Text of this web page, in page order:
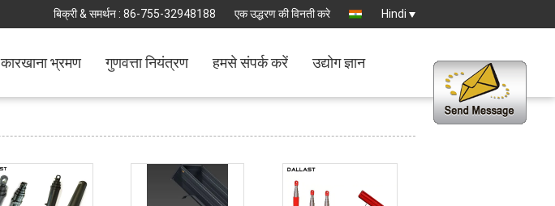
बिक्री & समर्थन : 86-755-32948188 एक उद्धरण की विनती करे Hindi
कारखाना भ्रमण गुणवत्ता नियंत्रण हमसे संपर्क करें उद्योग ज्ञान